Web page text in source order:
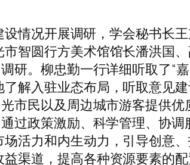
情况开展调研，学会秘书长
智圆行方美术馆馆长潘洪国
研。柳忠勤一行详细听取了“
解入驻业态布局，听取意见
市民以及周边城市游客提供优
过政策激励、科学管理、协调
活力和内生动力，引导创意
渠道，提高各种资源要素的